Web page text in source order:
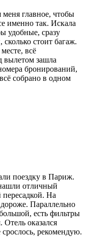
главное, чтобы
именно так. Искала
удобные, сразу
стоит багаж.
всё
вылетом зашла
бронирований,
собрано в одном
поездку в Париж.
отличный
На
Параллельно
есть фильтры
оказался
рекомендую.